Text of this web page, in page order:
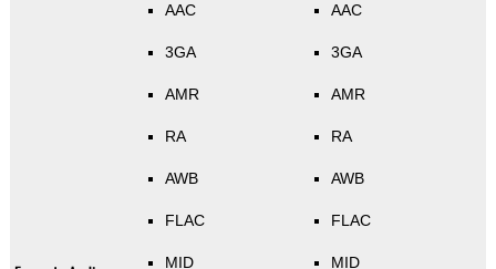
AAC
3GA
AMR
RA
AWB
FLAC
MID
AAC
3GA
AMR
RA
AWB
FLAC
MID